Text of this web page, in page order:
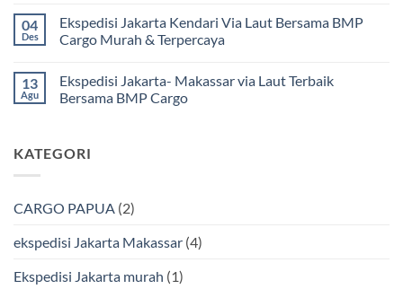
Cargo
Jakarta
ke
BMP
Cargo
Kota
Bitung
Lebih
Kapal
Laut
komentar
pada
Ekspedisi
Via
Laut
Murah
Bmp
Cargo
04
Des
Ekspedisi Jakarta Kendari Via Laut Bersama BMP
Cargo Murah & Terpercaya
komentar
pada
Ekspedisi
Laut
Bersama
&
13
Agu
Ekspedisi Jakarta- Makassar via Laut Terbaik
Bersama BMP Cargo
pada
Ekspedisi
Laut
BMP
KATEGORI
CARGO PAPUA (2)
ekspedisi Jakarta Makassar (4)
Ekspedisi Jakarta murah (1)